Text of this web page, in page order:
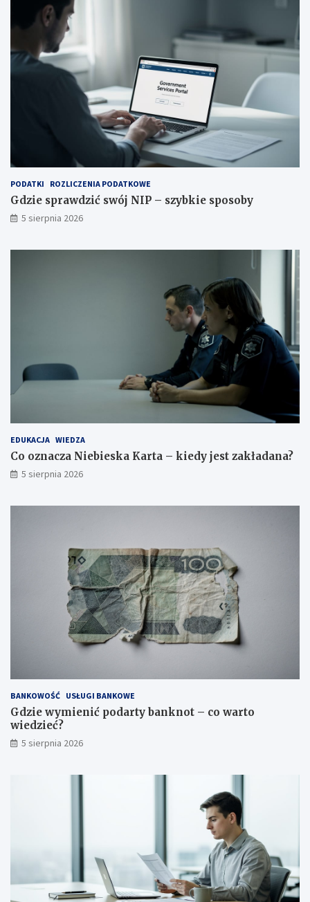
PODATKI ROZLICZENIA PODATKOWE
Gdzie sprawdzić swój NIP – szybkie sposoby
5 sierpnia 2026
EDUKACJA WIEDZA
Co oznacza Niebieska Karta – kiedy jest zakładana?
5 sierpnia 2026
BANKOWOŚĆ USŁUGI BANKOWE
Gdzie wymienić podarty banknot – co warto
wiedzieć?
5 sierpnia 2026